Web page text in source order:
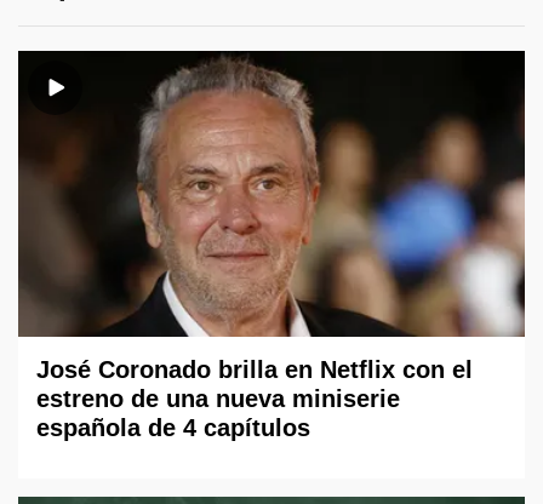
José Coronado brilla en Netflix con el
estreno de una nueva miniserie
española de 4 capítulos